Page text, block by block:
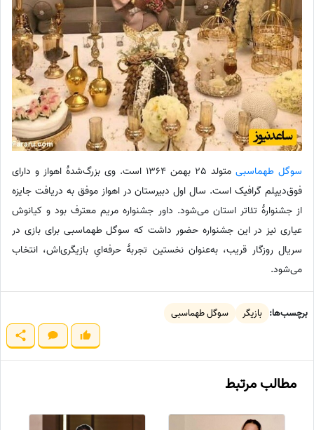
سوگل طهماسبی
متولد 25 بهمن 1364 است. وی بزرگ‌شدهٔ اهواز و دارای
فوق‌دیپلم گرافیک است. سال اول دبیرستان در اهواز موفق به دریافت جایزه
از جشنوارهٔ تئاتر استان می‌شود. داور جشنواره مریم معترف بود و کیانوش
عیاری نیز در این جشنواره حضور داشت که سوگل طهماسبی برای بازی در
سریال روزگار قریب، به‌عنوان نخستین تجربهٔ حرفه‌ایِ بازیگری‌اش، انتخاب
می‌شود.
برچسب‌ها: بازیگر سوگل طهماسبی
مطالب مرتبط